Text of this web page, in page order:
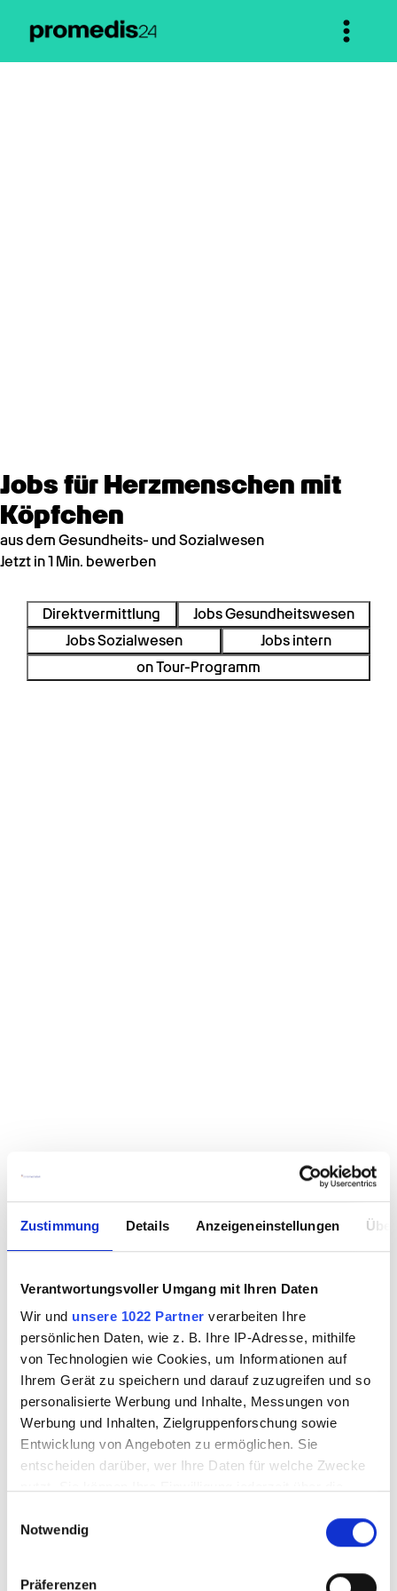
Zustimmung Details Anzeigeneinstellungen
Verantwortungsvoller Umgang mit Ihren Daten
Wir und unsere 1022 Partner verarbeiten Ihre
persönlichen Daten, wie z. B. Ihre IP-Adresse, mithilfe
von Technologien wie Cookies, um Informationen auf
Ihrem Gerät zu speichern und darauf zuzugreifen und so
personalisierte Werbung und Inhalte, Messungen von
Werbung und Inhalten, Zielgruppenforschung sowie
Entwicklung von Angeboten zu ermöglichen. Sie
entscheiden darüber, wer Ihre Daten für welche Zwecke
Trigger Symbol ändern oder widerrufen
Notwendig
Präferenzen
Jobs für Herzmenschen mit
Köpfchen
aus dem Gesundheits- und Sozialwesen
Jetzt in 1 Min. bewerben
Direktvermittlung
Jobs Gesundheitswesen
Jobs Sozialwesen
Jobs intern
on Tour-Programm